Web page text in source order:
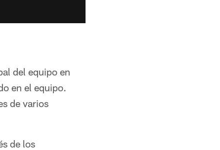
del equipo en
en el equipo.
de varios
de los